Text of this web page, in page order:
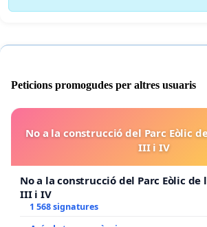
Peticions promogudes per altres usuaris
No a la construcció del Parc Eòlic
III i IV
No a la construcció del Parc Eòlic de
III i IV
1 568 signatures